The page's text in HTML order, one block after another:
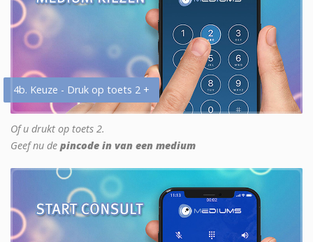
4b. Keuze - Druk op toets 2 +
Of u drukt op toets 2.
Geef nu de pincode in van een medium